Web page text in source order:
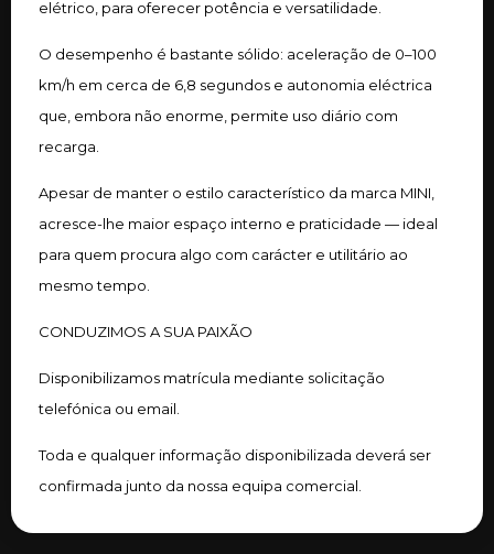
elétrico, para oferecer potência e versatilidade.
O desempenho é bastante sólido: aceleração de 0–100
km/h em cerca de 6,8 segundos e autonomia eléctrica
que, embora não enorme, permite uso diário com
recarga.
Apesar de manter o estilo característico da marca MINI,
acresce-lhe maior espaço interno e praticidade — ideal
para quem procura algo com carácter e utilitário ao
mesmo tempo.
CONDUZIMOS A SUA PAIXÃO
Disponibilizamos matrícula mediante solicitação
telefónica ou email.
Toda e qualquer informação disponibilizada deverá ser
confirmada junto da nossa equipa comercial.